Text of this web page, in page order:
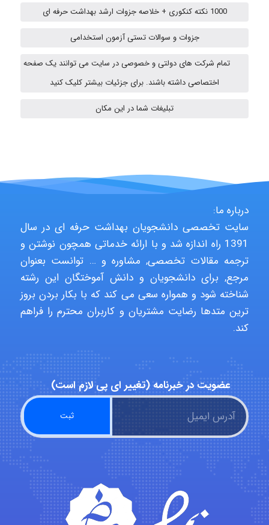
A.balandeh
Jafar Tym
aghajari vahid
Poubakhtiari
hosein abdolvand
Kati
emami
1000 نکته کنکوری + خلاصه جزوات ارشد بهداشت حرفه ای
جزوات و سوالات تستی آزمون استخدامی
تمام شرکت های دولتی و خصوصی در سایت می توانند یک صفحه
اختصاصی داشته باشند. برای جزئیات بیشتر کلیک کنید
تبلیغات شما در این مکان
درباره ما:
سایت تخصصی دانشجویان بهداشت حرفه ای در سال
1391 راه اندازه شد و با ارائه خدماتی همچون نوشتن و
ترجمه مقالات تخصصی, مشاوره و … توانست بعنوان
مرجع, برای دانشجویان و دانش آموختگان این رشته
شناخته شود و همواره سعی می کند که با بکار بردن بروز
ترین متدها رضایت مشتریان و کاربران محترم را فراهم
کند.
عضویت در خبرنامه (تغییر ای پی لازم است)